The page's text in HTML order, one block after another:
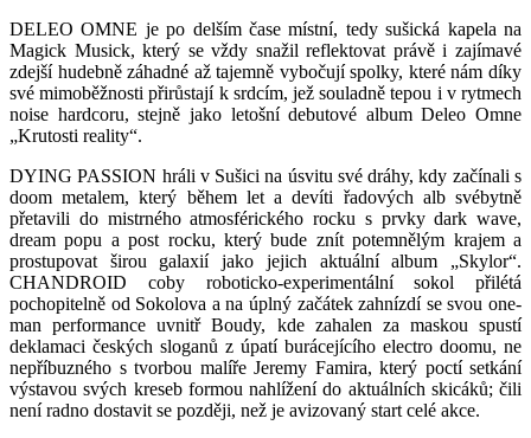
DELEO OMNE je po delším čase místní, tedy sušická kapela na
Magick Musick, který se vždy snažil reflektovat právě i zajímavé
zdejší hudebně záhadné až tajemně vybočují spolky, které nám díky
své mimoběžnosti přirůstají k srdcím, jež souladně tepou i v rytmech
noise hardcoru, stejně jako letošní debutové album Deleo Omne
„Krutosti reality“.
DYING PASSION hráli v Sušici na úsvitu své dráhy, kdy začínali s
doom metalem, který během let a devíti řadových alb svébytně
přetavili do mistrného atmosférického rocku s prvky dark wave,
dream popu a post rocku, který bude znít potemnělým krajem a
prostupovat širou galaxií jako jejich aktuální album „Skylor“.
CHANDROID coby roboticko-experimentální sokol přilétá
pochopitelně od Sokolova a na úplný začátek zahnízdí se svou one-
man performance uvnitř Boudy, kde zahalen za maskou spustí
deklamaci českých sloganů z úpatí burácejícího electro doomu, ne
nepříbuzného s tvorbou malíře Jeremy Famira, který poctí setkání
výstavou svých kreseb formou nahlížení do aktuálních skicáků; čili
není radno dostavit se později, než je avizovaný start celé akce.